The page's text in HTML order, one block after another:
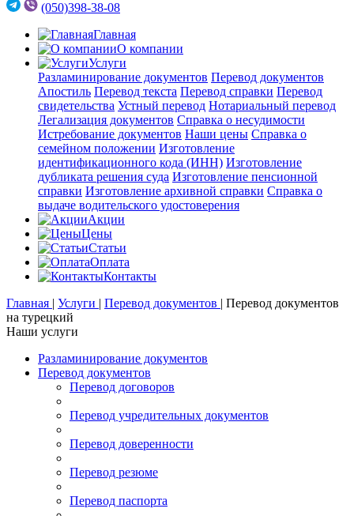
(050)398-38-08
Главная
О компании
Услуги
Разламинирование документов Перевод документов
Апостиль Перевод текста Перевод справки Перевод
свидетельства Устный перевод Нотариальный перевод
Легализация документов Справка о несудимости
Истребование документов Наши цены Справка о
семейном положении Изготовление
идентификационного кода (ИНН) Изготовление
дубликата решения суда Изготовление пенсионной
справки Изготовление архивной справки Справка о
выдаче водительского удостоверения
Акции
Цены
Статьи
Оплата
Контакты
Главная | Услуги | Перевод документов | Перевод документов
на турецкий
Наши услуги
Разламинирование документов
Перевод документов
Перевод договоров
Перевод учредительных документов
Перевод доверенности
Перевод резюме
Перевод паспорта